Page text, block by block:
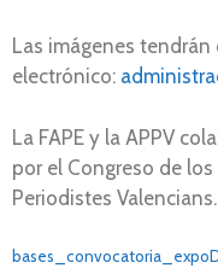
Las imágenes tendrán
electrónico:
La FAPE y la APPV
por el Congreso de
Periodistes Valencians.